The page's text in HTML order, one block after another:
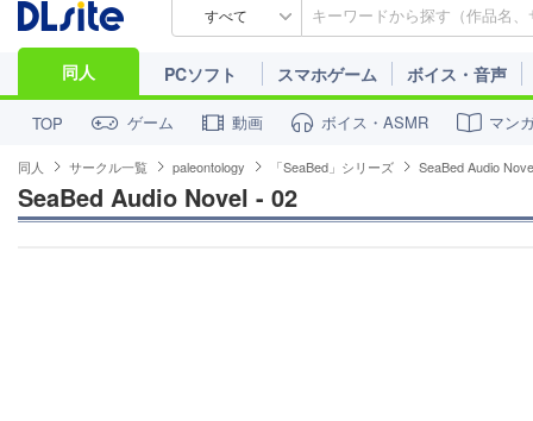
すべて
同人 PCソフト スマホゲーム ボイス・音声
TOP ゲーム 動画 ボイス・ASMR マン
同人 サークル一覧 paleontology 「SeaBed」シリーズ SeaBed Audio
SeaBed Audio Novel - 02